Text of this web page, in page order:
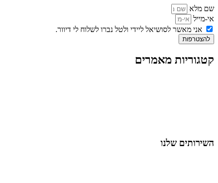
שם מלא
אי-מייל
אני מאשר לסושיאל ליידי ולטל נברו לשלוח לי דיוור.
להצטרפות
קטגוריות מאמרים
השירותים שלנו